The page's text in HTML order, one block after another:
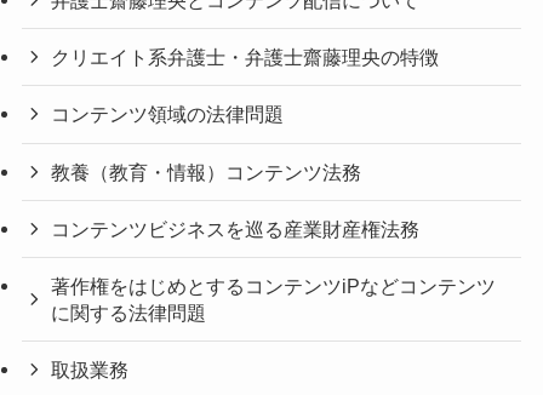
クリエイト系弁護士・弁護士齋藤理央の特徴
コンテンツ領域の法律問題
教養（教育・情報）コンテンツ法務
コンテンツビジネスを巡る産業財産権法務
著作権をはじめとするコンテンツiPなどコンテンツ
に関する法律問題
取扱業務